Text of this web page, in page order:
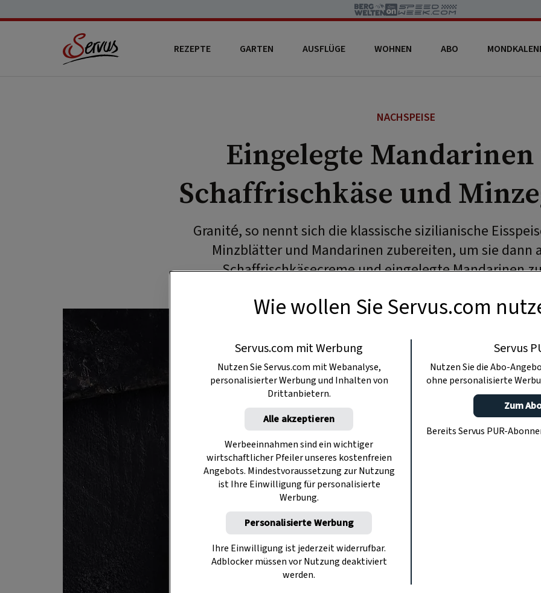
REZEPTE GARTEN AUSFLÜGE WOHNEN ABO
NACHSPEISE
Eingelegte
Schaffrischkäse und
Granité, so nennt sich die klassische sizilianische
Minzblätter und Mandarinen zubereiten, um sie dann
Schaffrischkäsecreme und eingelegte Mandarinen
Wie wollen Sie Servus.com
Servus.com mit Werbung
Nutzen Sie Servus.com mit Webanalyse,
personalisierter Werbung und Inhalten von
Drittanbietern.
Alle akzeptieren
Werbeeinnahmen sind ein wichtiger
wirtschaftlicher Pfeiler unseres kostenfreien
Angebots. Mindestvoraussetzung zur Nutzung
ist Ihre Einwilligung für personalisierte
Werbung.
Personalisierte Werbung
Ihre Einwilligung ist jederzeit widerrufbar.
Adblocker müssen vor Nutzung deaktiviert
werden.
Servus
Nutzen Sie die Abo-
ohne personalisierte
Zum
Bereits Servus PUR-